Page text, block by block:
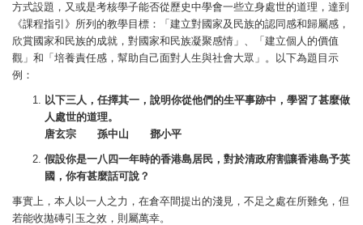
方式設題，又或是考核學子能否從歷史中學會一些立身處世的道理，達到
《課程指引》所列的教學目標：「建立對國家及民族的認同感和歸屬感，
欣賞國家和民族的成就，對國家和民族凝聚感情」、「建立個人的價值
觀」和「培養責任感，幫助自己面對人生與社會大眾」。以下為題目示
例：
以下三人，任擇其一，說明你從他們的生平事跡中，學習了甚麼做
人處世的道理。
唐玄宗 孫中山 鄧小平
假設你是一八四一年時的香港島居民，對於清政府割讓香港島予英
國，你有甚麼話可說？
事實上，本人以一人之力，在倉卒間提出的淺見，不足之處在所難免，但
若能收拋磚引玉之效，則屬萬幸。